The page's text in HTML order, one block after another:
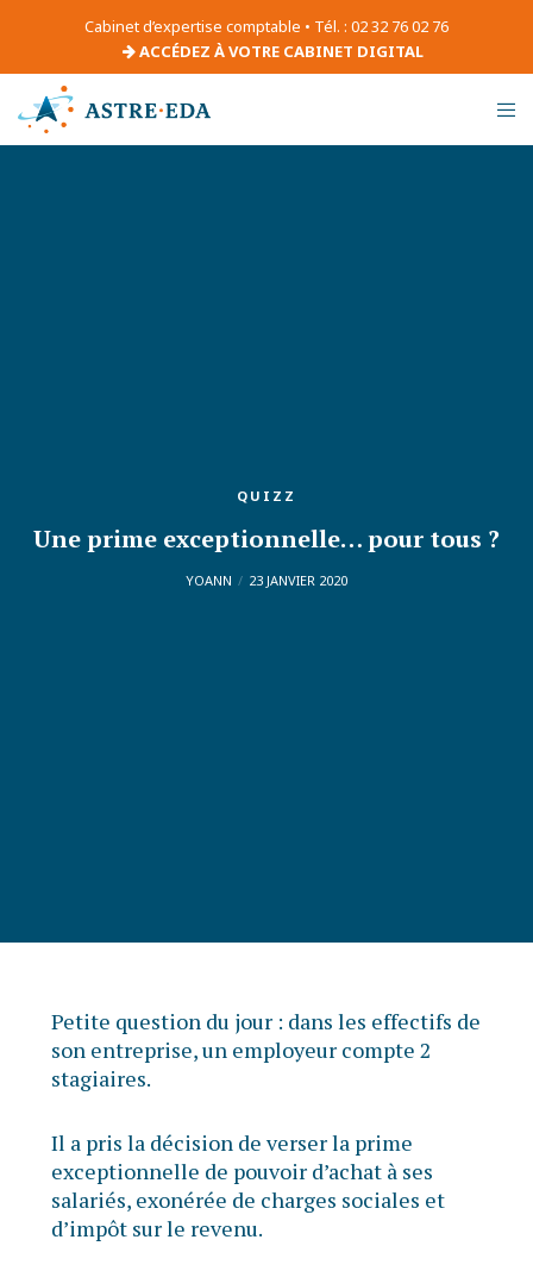
Cabinet d’expertise comptable • Tél. : 02 32 76 02 76
ACCÉDEZ À VOTRE CABINET DIGITAL
QUIZZ
Une prime exceptionnelle… pour tous ?
YOANN 23 JANVIER 2020
Petite question du jour : dans les effectifs de
son entreprise, un employeur compte 2
stagiaires.
Il a pris la décision de verser la prime
exceptionnelle de pouvoir d’achat à ses
salariés, exonérée de charges sociales et
d’impôt sur le revenu.